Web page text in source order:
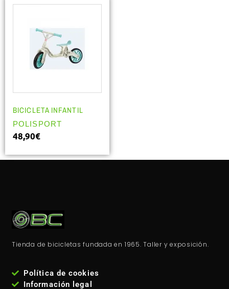
BICICLETA INFANTIL
POLISPORT
48,90€
Tienda de bicicletas fundada en 1965. Taller y exposición.
Política de cookies
Información legal